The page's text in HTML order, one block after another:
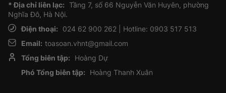
* Địa chỉ liên lạc: Tầng 7, số 66 Nguyễn Văn Huyên, phường
Nghĩa Đô, Hà Nội.
Điện thoại:
024 62 900 262 | Hotline: 0903 517 513
Email: toasoan.vhnt@gmail.com
Tổng biên tập:
Hoàng Dự
Phó Tổng biên tập:
Hoàng Thanh Xuân